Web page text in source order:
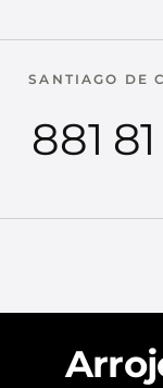
SANTIAGO DE
881